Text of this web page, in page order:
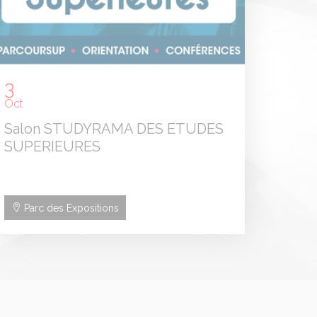
3
Oct
Salon STUDYRAMA DES ETUDES
SUPERIEURES
Parc des Expositions